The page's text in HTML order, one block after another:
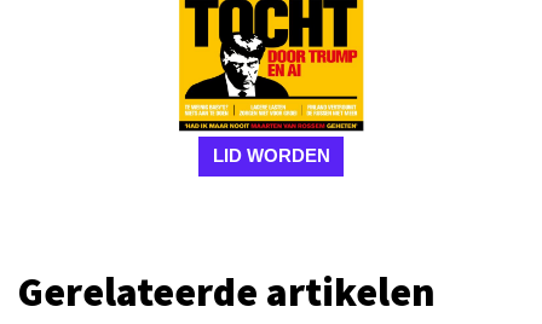
LID WORDEN
Gerelateerde artikelen